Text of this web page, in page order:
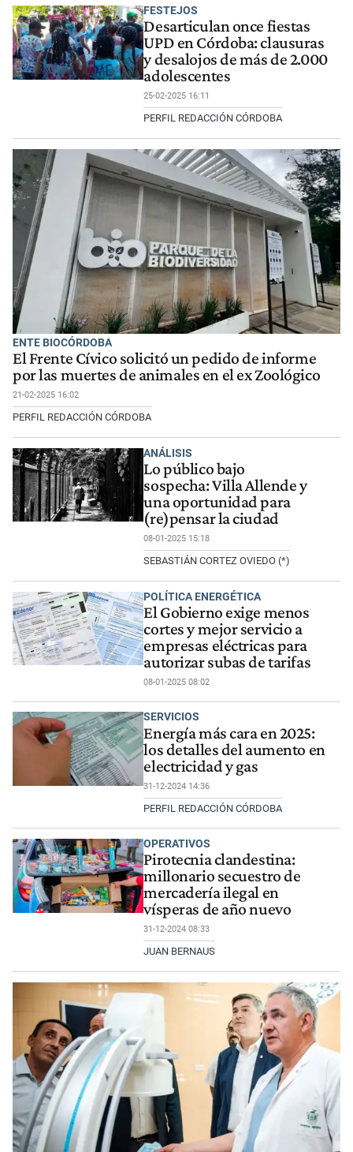
FESTEJOS
Desarticulan once fiestas
UPD en Córdoba: clausuras
y desalojos de más de 2.000
adolescentes
25-02-2025 16:11
PERFIL REDACCIÓN CÓRDOBA
ENTE BIOCÓRDOBA
El Frente Cívico solicitó un pedido de informe
por las muertes de animales en el ex Zoológico
21-02-2025 16:02
PERFIL REDACCIÓN CÓRDOBA
ANÁLISIS
Lo público bajo
sospecha: Villa Allende y
una oportunidad para
(re)pensar la ciudad
08-01-2025 15:18
SEBASTIÁN CORTEZ OVIEDO (*)
POLÍTICA ENERGÉTICA
El Gobierno exige menos
cortes y mejor servicio a
empresas eléctricas para
autorizar subas de tarifas
08-01-2025 08:02
SERVICIOS
Energía más cara en 2025:
los detalles del aumento en
electricidad y gas
31-12-2024 14:36
PERFIL REDACCIÓN CÓRDOBA
OPERATIVOS
Pirotecnia clandestina:
millonario secuestro de
mercadería ilegal en
vísperas de año nuevo
31-12-2024 08:33
JUAN BERNAUS